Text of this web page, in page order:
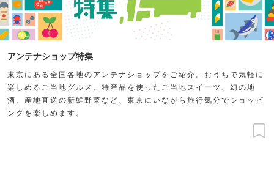
アンテナショップ特集
東京にある全国各地のアンテナショップをご紹介。おうちで気軽に
楽しめるご当地グルメ、特産品を使ったご当地スイーツ、幻の地
酒、産地直送の新鮮野菜など、東京にいながら旅行気分でショッピ
ングを楽しめます。